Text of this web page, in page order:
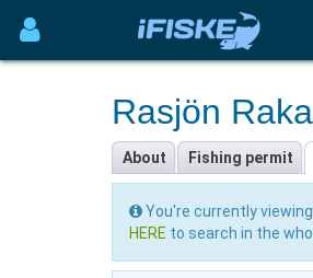
Rasjön
About Fishing permit
You're currently
HERE to search in the